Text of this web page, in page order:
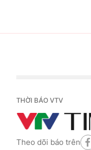
THỜI BÁO VTV
Theo dõi báo trên